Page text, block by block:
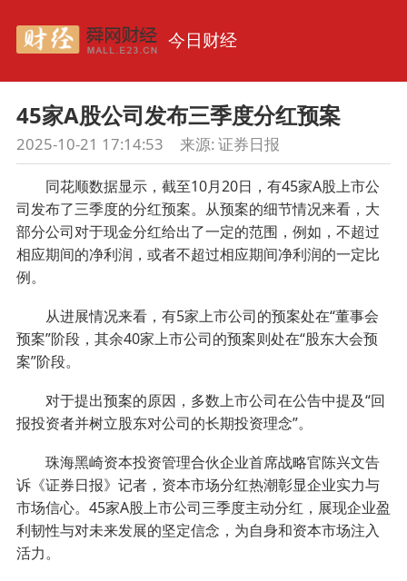
今日财经
45家A股公司发布三季度分红预案
2025-10-21 17:14:53 来源: 证券日报
同花顺数据显示，截至10月20日，有45家A股上市公
司发布了三季度的分红预案。从预案的细节情况来看，大
部分公司对于现金分红给出了一定的范围，例如，不超过
相应期间的净利润，或者不超过相应期间净利润的一定比
例。
从进展情况来看，有5家上市公司的预案处在“董事会
预案”阶段，其余40家上市公司的预案则处在“股东大会预
案”阶段。
对于提出预案的原因，多数上市公司在公告中提及“回
报投资者并树立股东对公司的长期投资理念”。
珠海黑崎资本投资管理合伙企业首席战略官陈兴文告
诉《证券日报》记者，资本市场分红热潮彰显企业实力与
市场信心。45家A股上市公司三季度主动分红，展现企业盈
利韧性与对未来发展的坚定信念，为自身和资本市场注入
活力。